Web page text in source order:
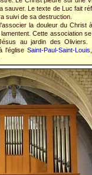
sauver. Le texte de Luc fait
suivi de sa destruction.
la douleur du Christ
Cette association
au jardin des Oliviers.
l'église Saint-Paul-Saint-Louis